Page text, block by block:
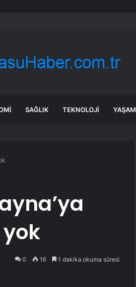
yerini tek asistan alabilir
SAĞLIK TEKNOLOJI YAŞAM
0 16 1 dakika okuma süresi